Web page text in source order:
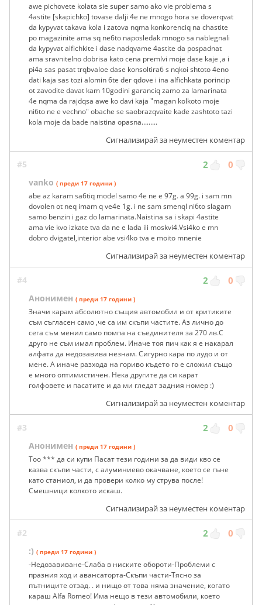
awe pichovete kolata sie super samo ako vie problema s
4astite [skapichko] tovase dalji 4e ne mnogo hora se doverqvat
da kypyvat takava kola i zatova nqma konkorenciq na chastite
po magazinite ama sq ne6to naposledak mnogo sa nablegnali
da kypyvat alfichkite i dase nadqvame 4astite da pospadnat
ama sravnitelno dobrisa kato cena premlvi moje dase kaje ,a i
pi4a sas pasat trqbvaloe dase konsoltira6 s nqkoi shtoto 4eno
dati kaja sas tozi alomin 6te der qdove i ina alfichkata porincip
ot zavodite davat kam 10godini garanciq zamo za lamarinata
4e nqma da rajdqsa awe ko davi kaja "magan kolkoto moje
ni6to ne e vechno" obache se saobrazqvaite kade zashtoto tazi
kola moje da bade naistina opasna.........
Сигнализирай за неуместен коментар
#5 2 0
vanko ( преди 17 години )
abe az karam sa6tiq model samo 4e ne e 97g. a 99g. i sam mn
dovolen ot neq imam q ve4e 1g. i ne sam smenql ni6to slagam
samo benzin i gaz do lamarinata.Naistina sa i skapi 4astite
ama vie kvo izkate tva da ne e lada ili moskvi4.Vsi4ko e mn
dobro dvigatel,interior abe vsi4ko tva e moito mnenie
Сигнализирай за неуместен коментар
#4 2 0
Анонимен ( преди 17 години )
Значи карам абсолютно същия автомобил и от критиките
съм съгласен само ,че са им скъпи частите. Аз лично до
сега съм менил само помпа на съединителя за 270 лв.С
друго не съм имал проблем. Иначе тоя пич как я е накарал
алфата да недозавива незнам. Сигурно кара по лудо и от
мене. А иначе разхода на гориво където го е сложил също
е много оптимистичен. Нека другите да си карат
голфовете и пасатите и да ми гледат задния номер :)
Сигнализирай за неуместен коментар
#3 2 0
Анонимен ( преди 17 години )
Too *** да си купи Пасат тези години за да види кво се
казва скъпи части, с алуминиево окачване, което се гъне
като станиол, и да провери колко му струва после!
Смешници колкото искаш.
Сигнализирай за неуместен коментар
#2 2 0
:) ( преди 17 години )
-Недозавиване-Слаба в ниските обороти-Проблеми с
празния ход и авансаторта-Скъпи части-Тясно за
пътниците отзад. . и нищо от това няма значение, когато
караш Alfa Romeo! Има нещо в тези автомобили, което